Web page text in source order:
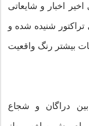
در روزهای اخیر اخبار و شایعاتی
تراکتور شنیده شده و
بیشتر رنگ واقعیت
دراگان و شجاع